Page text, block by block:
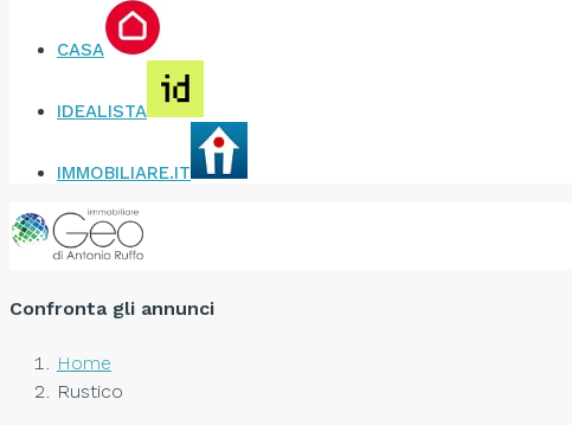
CASA
IDEALISTA
IMMOBILIARE.IT
Confronta gli annunci
Home
Rustico